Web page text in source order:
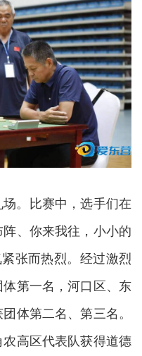
。比赛中，选手们在
、你来我往，小小的
张而热烈。经过激烈
第一名，河口区、东
体第二名、第三名。
高区代表队获得道德